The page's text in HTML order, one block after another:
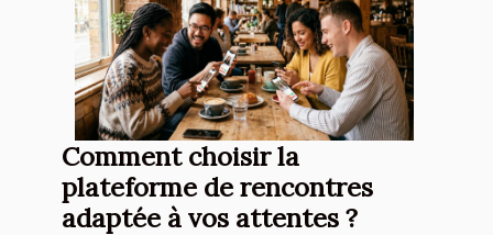
Comment choisir la
plateforme de rencontres
adaptée à vos attentes ?